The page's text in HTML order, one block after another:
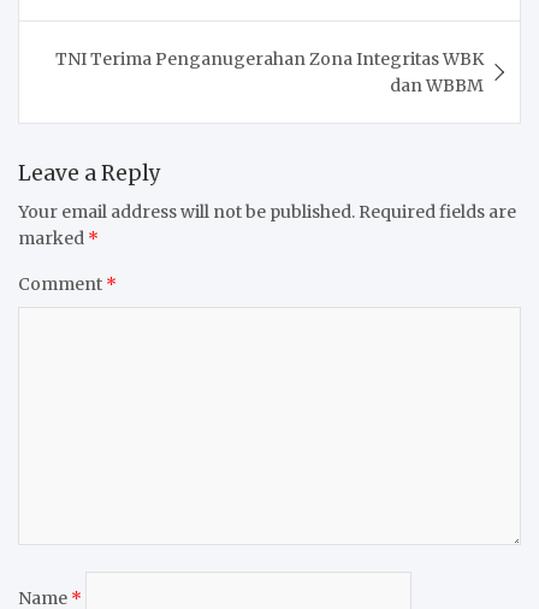
TNI Terima Penganugerahan Zona Integritas WBK
dan WBBM
Leave a Reply
Your email address will not be published. Required fields are
marked *
Comment *
Name *